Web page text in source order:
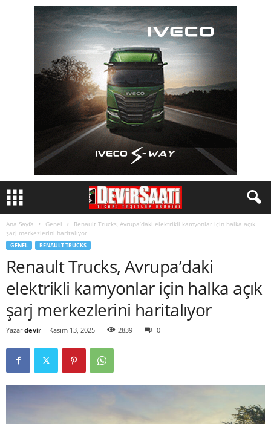
Ana Sayfa Genel
Renault Trucks, Avrupa’daki elektrikli kamyonlar için halka açık
şarj merkezlerini haritalıyor
GENEL RENAULT TRUCKS
Renault Trucks, Avrupa’daki
elektrikli kamyonlar için halka açık
şarj merkezlerini haritalıyor
Yazar devir - Kasım 13, 2025 2839 0